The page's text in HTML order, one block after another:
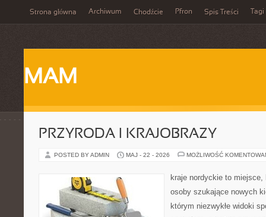
Strona główna Archiwum Chodźcie Pfron Spis Treści Tagi
MAM
PRZYRODA I KRAJOBRAZY
POSTED BY ADMIN MAJ - 22 - 2026 MOŻLIWOŚĆ
kraje nordyckie to
osoby szukające nowych
którym niezwykłe widoki